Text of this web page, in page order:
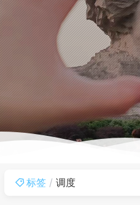
标签 调度